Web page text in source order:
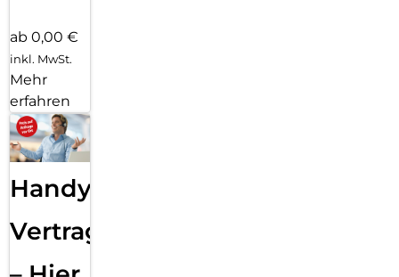
ab 0,00 €
inkl. MwSt.
Mehr
erfahren
Handy
Vertragsabwicklung